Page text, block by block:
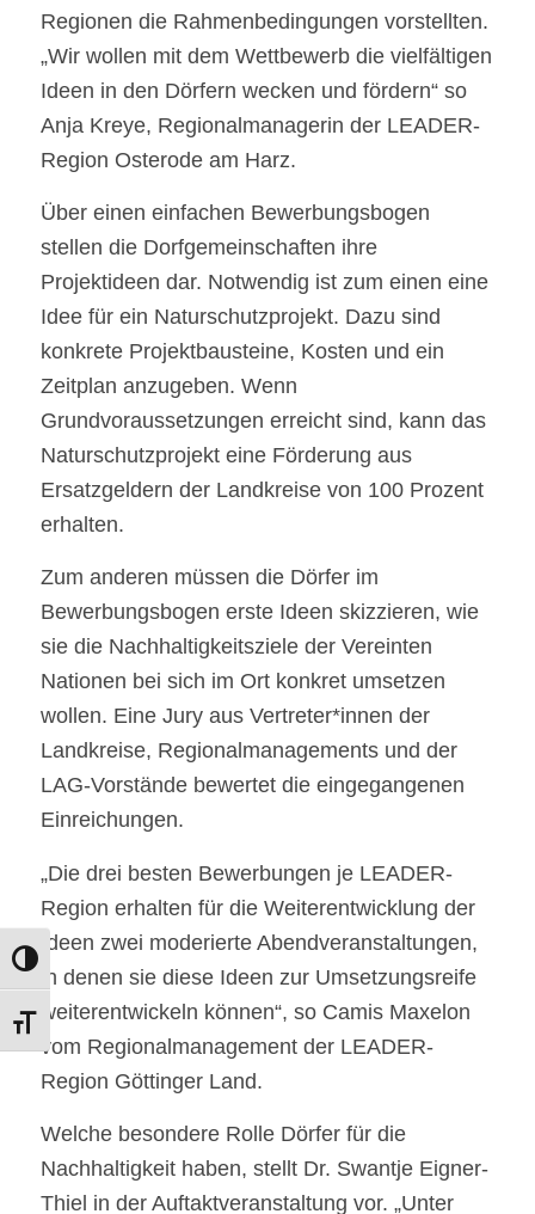
Umschalten auf hohe Kontraste
Schrift vergrößern
Regionen die Rahmenbedingungen vorstellten.
„Wir wollen mit dem Wettbewerb die vielfältigen
Ideen in den Dörfern wecken und fördern“ so
Anja Kreye, Regionalmanagerin der LEADER-
Region Osterode am Harz.
Über einen einfachen Bewerbungsbogen
stellen die Dorfgemeinschaften ihre
Projektideen dar. Notwendig ist zum einen eine
Idee für ein Naturschutzprojekt. Dazu sind
konkrete Projektbausteine, Kosten und ein
Zeitplan anzugeben. Wenn
Grundvoraussetzungen erreicht sind, kann das
Naturschutzprojekt eine Förderung aus
Ersatzgeldern der Landkreise von 100 Prozent
erhalten.
Zum anderen müssen die Dörfer im
Bewerbungsbogen erste Ideen skizzieren, wie
sie die Nachhaltigkeitsziele der Vereinten
Nationen bei sich im Ort konkret umsetzen
wollen. Eine Jury aus Vertreter*innen der
Landkreise, Regionalmanagements und der
LAG-Vorstände bewertet die eingegangenen
Einreichungen.
„Die drei besten Bewerbungen je LEADER-
Region erhalten für die Weiterentwicklung der
Ideen zwei moderierte Abendveranstaltungen,
in denen sie diese Ideen zur Umsetzungsreife
weiterentwickeln können“, so Camis Maxelon
vom Regionalmanagement der LEADER-
Region Göttinger Land.
Welche besondere Rolle Dörfer für die
Nachhaltigkeit haben, stellt Dr. Swantje Eigner-
Thiel in der Auftaktveranstaltung vor. „Unter